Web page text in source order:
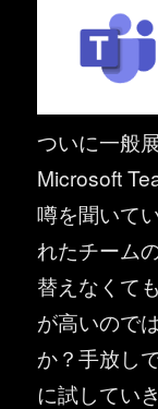
ついに一般
Microsoft
噂を聞いて
れたチーム
替えなくて
が高いので
か？手放し
に試してい